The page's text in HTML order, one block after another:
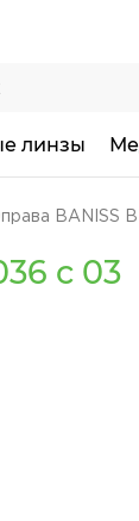
линзы
BANISS
c 03